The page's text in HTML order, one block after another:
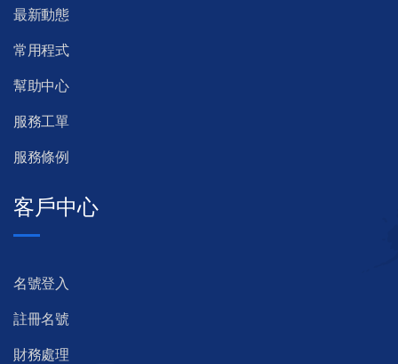
最新動態
常用程式
幫助中心
服務工單
服務條例
客戶中心
名號登入
註冊名號
財務處理